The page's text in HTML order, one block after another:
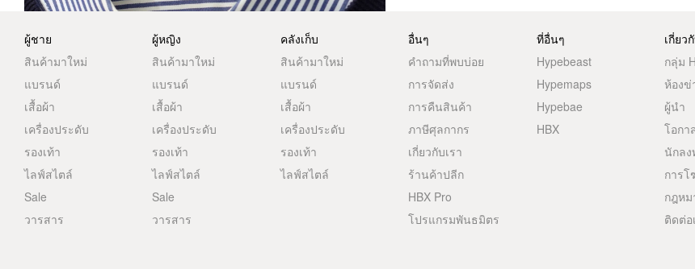
ผู้ชาย
สินค้ามาใหม่
แบรนด์
เสื้อผ้า
เครื่องประดับ
รองเท้า
ไลฟ์สไตล์
Sale
วารสาร
ผู้หญิง
สินค้ามาใหม่
แบรนด์
เสื้อผ้า
เครื่องประดับ
รองเท้า
ไลฟ์สไตล์
Sale
วารสาร
คลังเก็บ
สินค้ามาใหม่
แบรนด์
เสื้อผ้า
เครื่องประดับ
รองเท้า
ไลฟ์สไตล์
อื่นๆ
คำถามที่พบบ่อย
การจัดส่ง
การคืนสินค้า
ภาษีศุลกากร
เกี่ยวกับเรา
ร้านค้าปลีก
HBX Pro
โปรแกรมพันธมิตร
ที่อื่นๆ
Hypebeast
Hypemaps
Hypebae
HBX
เกี่ยว
กลุ่ม
ห้องข่
ผู้นำ
โอกา
นักล
การ
กฎหม
ติดต่อ